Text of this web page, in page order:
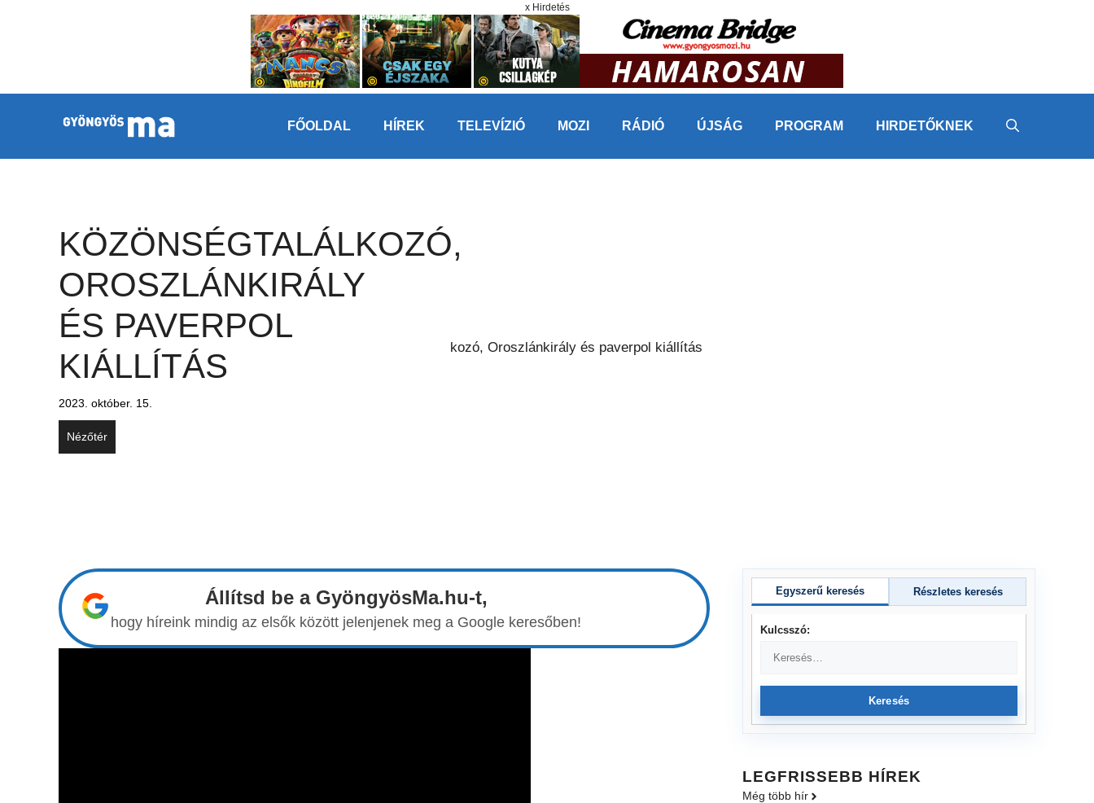
x Hirdetés
FŐOLDAL HÍREK TELEVÍZIÓ MOZI RÁDIÓ ÚJSÁG PROGRAM HIRDETŐKNEK
KÖZÖNSÉGTALÁLKOZÓ,
OROSZLÁNKIRÁLY
ÉS PAVERPOL
KIÁLLÍTÁS
2023. október. 15.
Nézőtér
Állítsd be a GyöngyösMa.hu-t,
hogy híreink mindig az elsők között jelenjenek meg a Google keresőben!
Egyszerű keresés Részletes keresés
Kulcsszó:
Keresés
LEGFRISSEBB HÍREK
Még több hír